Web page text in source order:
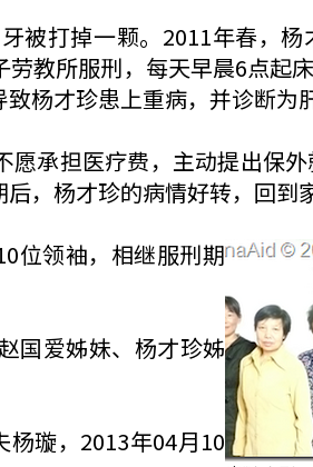
被打掉一颗。2011年春，
教所服刑，每天早晨6点起
杨才珍患上重病，并诊断为
承担医疗费，主动提出保
，杨才珍的病情好转，回到
位领袖，相继服刑期
国爱姊妹、杨才珍姊
璇，2013年04月10